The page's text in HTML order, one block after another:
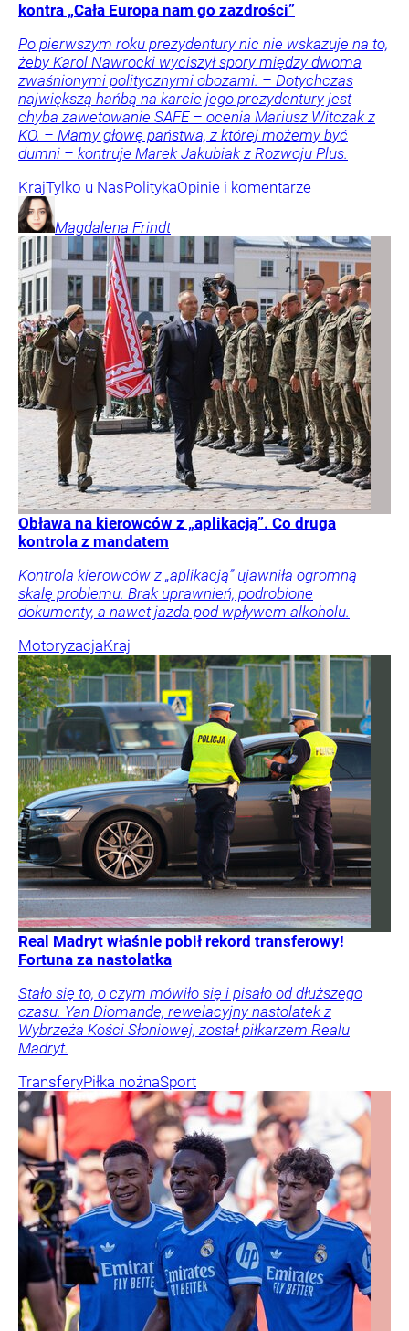
kontra „Cała Europa nam go zazdrości”
Po pierwszym roku prezydentury nic nie wskazuje na to,
żeby Karol Nawrocki wyciszył spory między dwoma
zwaśnionymi politycznymi obozami. – Dotychczas
największą hańbą na karcie jego prezydentury jest
chyba zawetowanie SAFE – ocenia Mariusz Witczak z
KO. – Mamy głowę państwa, z której możemy być
dumni – kontruje Marek Jakubiak z Rozwoju Plus.
KrajTylko u NasPolitykaOpinie i komentarze
Magdalena Frindt
Obława na kierowców z „aplikacją”. Co druga
kontrola z mandatem
Kontrola kierowców z „aplikacją” ujawniła ogromną
skalę problemu. Brak uprawnień, podrobione
dokumenty, a nawet jazda pod wpływem alkoholu.
MotoryzacjaKraj
Real Madryt właśnie pobił rekord transferowy!
Fortuna za nastolatka
Stało się to, o czym mówiło się i pisało od dłuższego
czasu. Yan Diomande, rewelacyjny nastolatek z
Wybrzeża Kości Słoniowej, został piłkarzem Realu
Madryt.
TransferyPiłka nożnaSport